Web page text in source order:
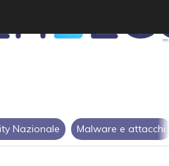
Nazionale Malware e attacchi